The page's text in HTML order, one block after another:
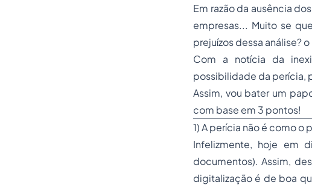
Em razão da ausência
empresas... Muito se
prejuízos dessa análise?
Com a notícia da
possibilidade da perícia,
Assim, vou bater um
com base em 3 pontos!
1) A perícia não é como o
Infelizmente, hoje em
documentos). Assim,
digitalização é de boa